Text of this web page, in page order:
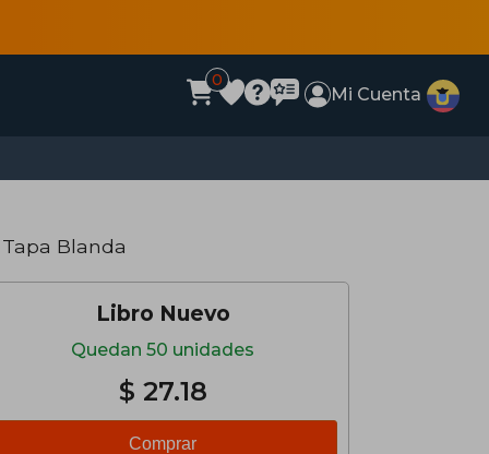
0
Mi Cuenta
Tapa Blanda
Libro Nuevo
Quedan 50 unidades
$ 27.18
Comprar